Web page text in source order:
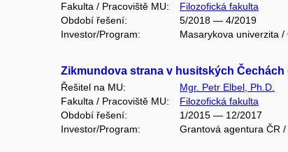
Fakulta / Pracoviště MU:
Filozofická fakulta
Období řešení:
5/2018 — 4/2019
Investor/Program:
Masarykova univerzita
Zikmundova strana v husitských Čechách
Řešitel na MU:
Mgr. Petr Elbel, Ph.D.
Fakulta / Pracoviště MU:
Filozofická fakulta
Období řešení:
1/2015 — 12/2017
Investor/Program:
Grantová agentura ČR